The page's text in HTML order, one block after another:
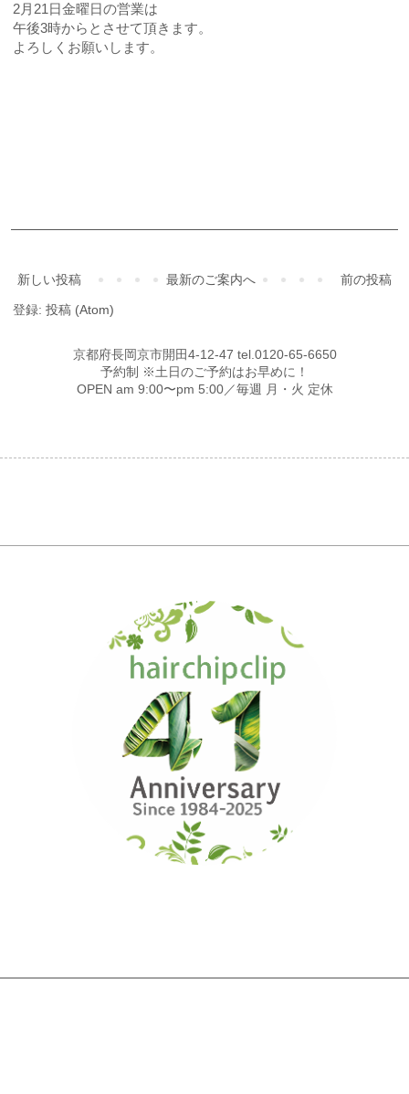
2月21日金曜日の営業は
午後3時からとさせて頂きます。
よろしくお願いします。
新しい投稿 前の投稿
最新のご案内へ
登録: 投稿 (Atom)
京都府長岡京市開田4-12-47 tel.0120-65-6650
予約制 ※土日のご予約はお早めに！
OPEN am 9:00〜pm 5:00／毎週 月・火 定休